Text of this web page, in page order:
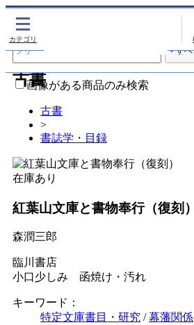
出版物
影印資料
近代雑誌複刻資料
単行本◆演劇
単行本◆日本語史
単行本◆美術
古書
画像がある商品のみ検索
古書
古書
>
書誌学・目録
在庫あり
紅葉山文庫と書物奉行（復刻）
森潤三郎
臨川書店
小口少しみ 函焼け・汚れ
キーワード：
特定文庫書目・研究 /幕藩関係